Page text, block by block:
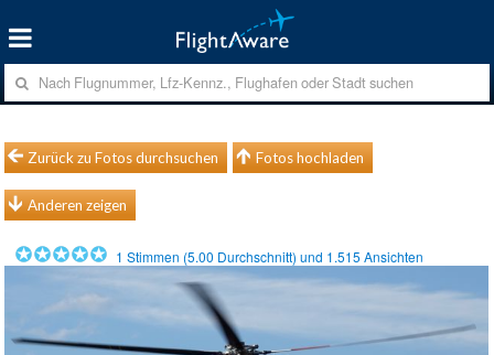
Zurück zu Fotos durchsuchen Fotos hochladen
Anderen zeigen
1 Stimmen (5.00 Durchschnitt) und 1.515 Ansichten